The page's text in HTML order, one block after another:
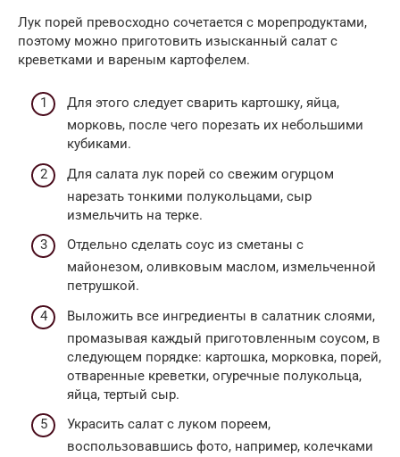
Лук порей превосходно сочетается с морепродуктами,
поэтому можно приготовить изысканный салат с
креветками и вареным картофелем.
Для этого следует сварить картошку, яйца,
морковь, после чего порезать их небольшими
кубиками.
Для салата лук порей со свежим огурцом
нарезать тонкими полукольцами, сыр
измельчить на терке.
Отдельно сделать соус из сметаны с
майонезом, оливковым маслом, измельченной
петрушкой.
Выложить все ингредиенты в салатник слоями,
промазывая каждый приготовленным соусом, в
следующем порядке: картошка, морковка, порей,
отваренные креветки, огуречные полукольца,
яйца, тертый сыр.
Украсить салат с луком пореем,
воспользовавшись фото, например, колечками